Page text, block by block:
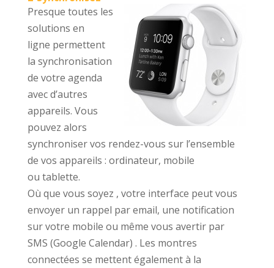
Presque toutes les
solutions en
ligne permettent
la synchronisation
de votre agenda
avec d’autres
appareils. Vous
pouvez alors
synchroniser vos rendez-vous sur l’ensemble
de vos appareils : ordinateur, mobile
ou tablette.
Où que vous soyez , votre interface peut vous
envoyer un rappel par email, une notification
sur votre mobile ou même vous avertir par
SMS (Google Calendar) . Les montres
connectées se mettent également à la